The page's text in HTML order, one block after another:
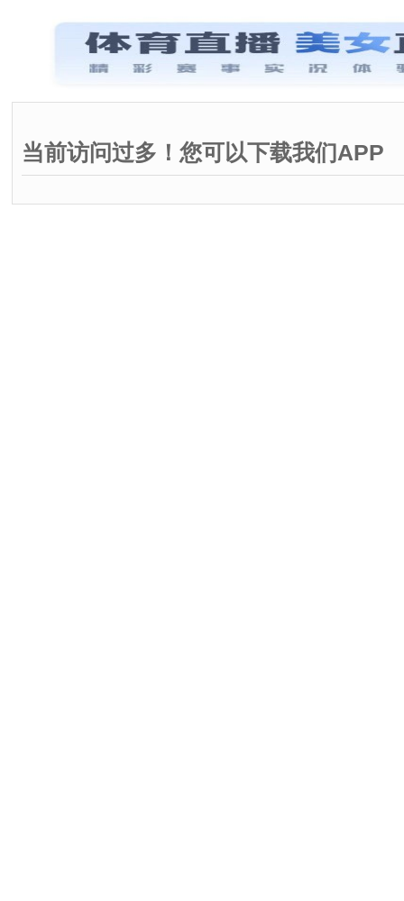
当前访问过多！您可以下载我们APP